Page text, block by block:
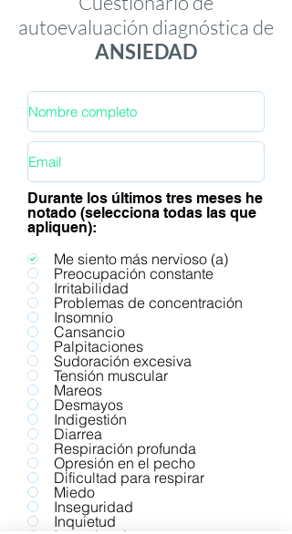
autoevaluación diagnóstica de
ANSIEDAD
Durante los últimos tres meses he
notado (selecciona todas las que
apliquen):
Me siento más nervioso (a)
Preocupación constante
Irritabilidad
Problemas de concentración
Insomnio
Cansancio
Palpitaciones
Sudoración excesiva
Tensión muscular
Mareos
Desmayos
Indigestión
Diarrea
Respiración profunda
Opresión en el pecho
Dificultad para respirar
Miedo
Inseguridad
Inquietud